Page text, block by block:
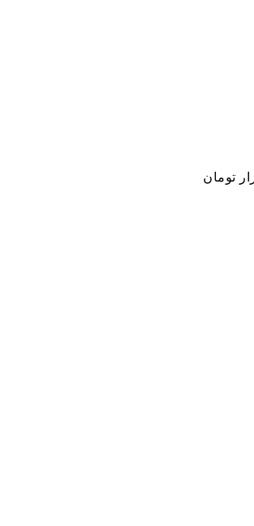
تومان